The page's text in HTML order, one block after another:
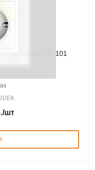
35A 4мм2 ЗН-101
/шт